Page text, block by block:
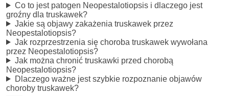
Co to jest patogen Neopestalotiopsis i dlaczego jest
groźny dla truskawek?
Jakie są objawy zakażenia truskawek przez
Neopestalotiopsis?
Jak rozprzestrzenia się choroba truskawek wywołana
przez Neopestalotiopsis?
Jak można chronić truskawki przed chorobą
Neopestalotiopsis?
Dlaczego ważne jest szybkie rozpoznanie objawów
choroby truskawek?